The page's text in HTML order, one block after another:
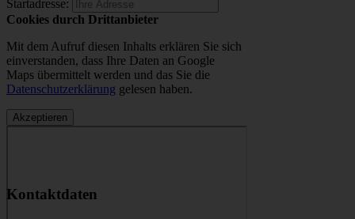
Startadresse:
Cookies durch Drittanbieter
Mit dem Aufruf diesen Inhalts erklären Sie sich
einverstanden, dass Ihre Daten an Google
Maps übermittelt werden und das Sie die
Datenschutzerklärung gelesen haben.
Kontaktdaten